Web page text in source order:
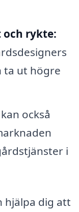
och rykte:
ta ut högre
också
i
hjälpa dig att